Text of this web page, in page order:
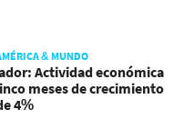
& MUNDO
Actividad económica
meses de crecimiento
4%